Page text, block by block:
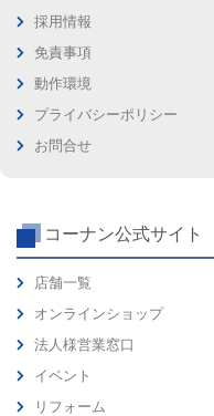
採用情報
免責事項
動作環境
プライバシーポリシー
お問合せ
コーナン公式サイト
店舗一覧
オンラインショップ
法人様営業窓口
イベント
リフォーム